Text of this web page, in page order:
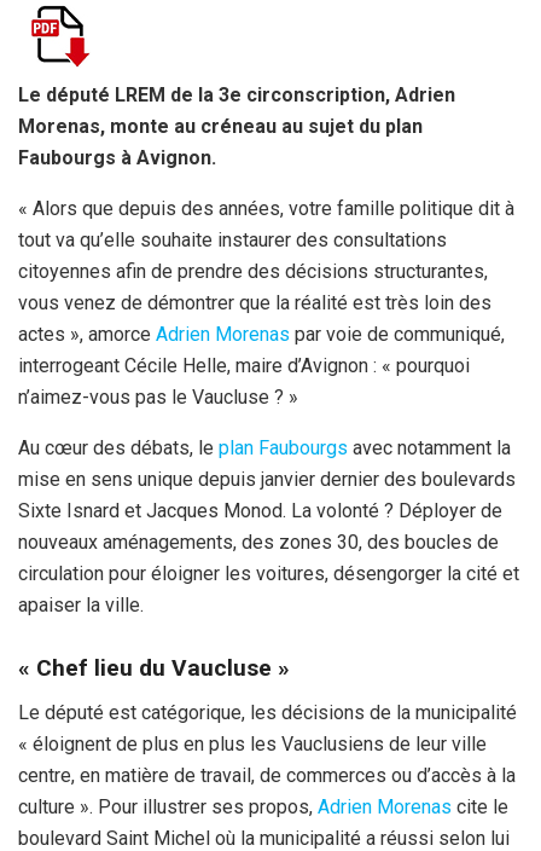
ce
b
o
o
k
n
g
e
A
p
Le député LREM de la 3e circonscription, Adrien
Morenas, monte au créneau au sujet du plan
Faubourgs à Avignon.
« Alors que depuis des années, votre famille politique dit à
tout va qu’elle souhaite instaurer des consultations
citoyennes afin de prendre des décisions structurantes,
vous venez de démontrer que la réalité est très loin des
actes », amorce Adrien Morenas par voie de communiqué,
interrogeant Cécile Helle, maire d’Avignon : « pourquoi
n’aimez-vous pas le Vaucluse ? »
Au cœur des débats, le plan Faubourgs avec notamment la
mise en sens unique depuis janvier dernier des boulevards
Sixte Isnard et Jacques Monod. La volonté ? Déployer de
nouveaux aménagements, des zones 30, des boucles de
circulation pour éloigner les voitures, désengorger la cité et
apaiser la ville.
« Chef lieu du Vaucluse »
Le député est catégorique, les décisions de la municipalité
« éloignent de plus en plus les Vauclusiens de leur ville
centre, en matière de travail, de commerces ou d’accès à la
culture ». Pour illustrer ses propos, Adrien Morenas cite le
boulevard Saint Michel où la municipalité a réussi selon lui